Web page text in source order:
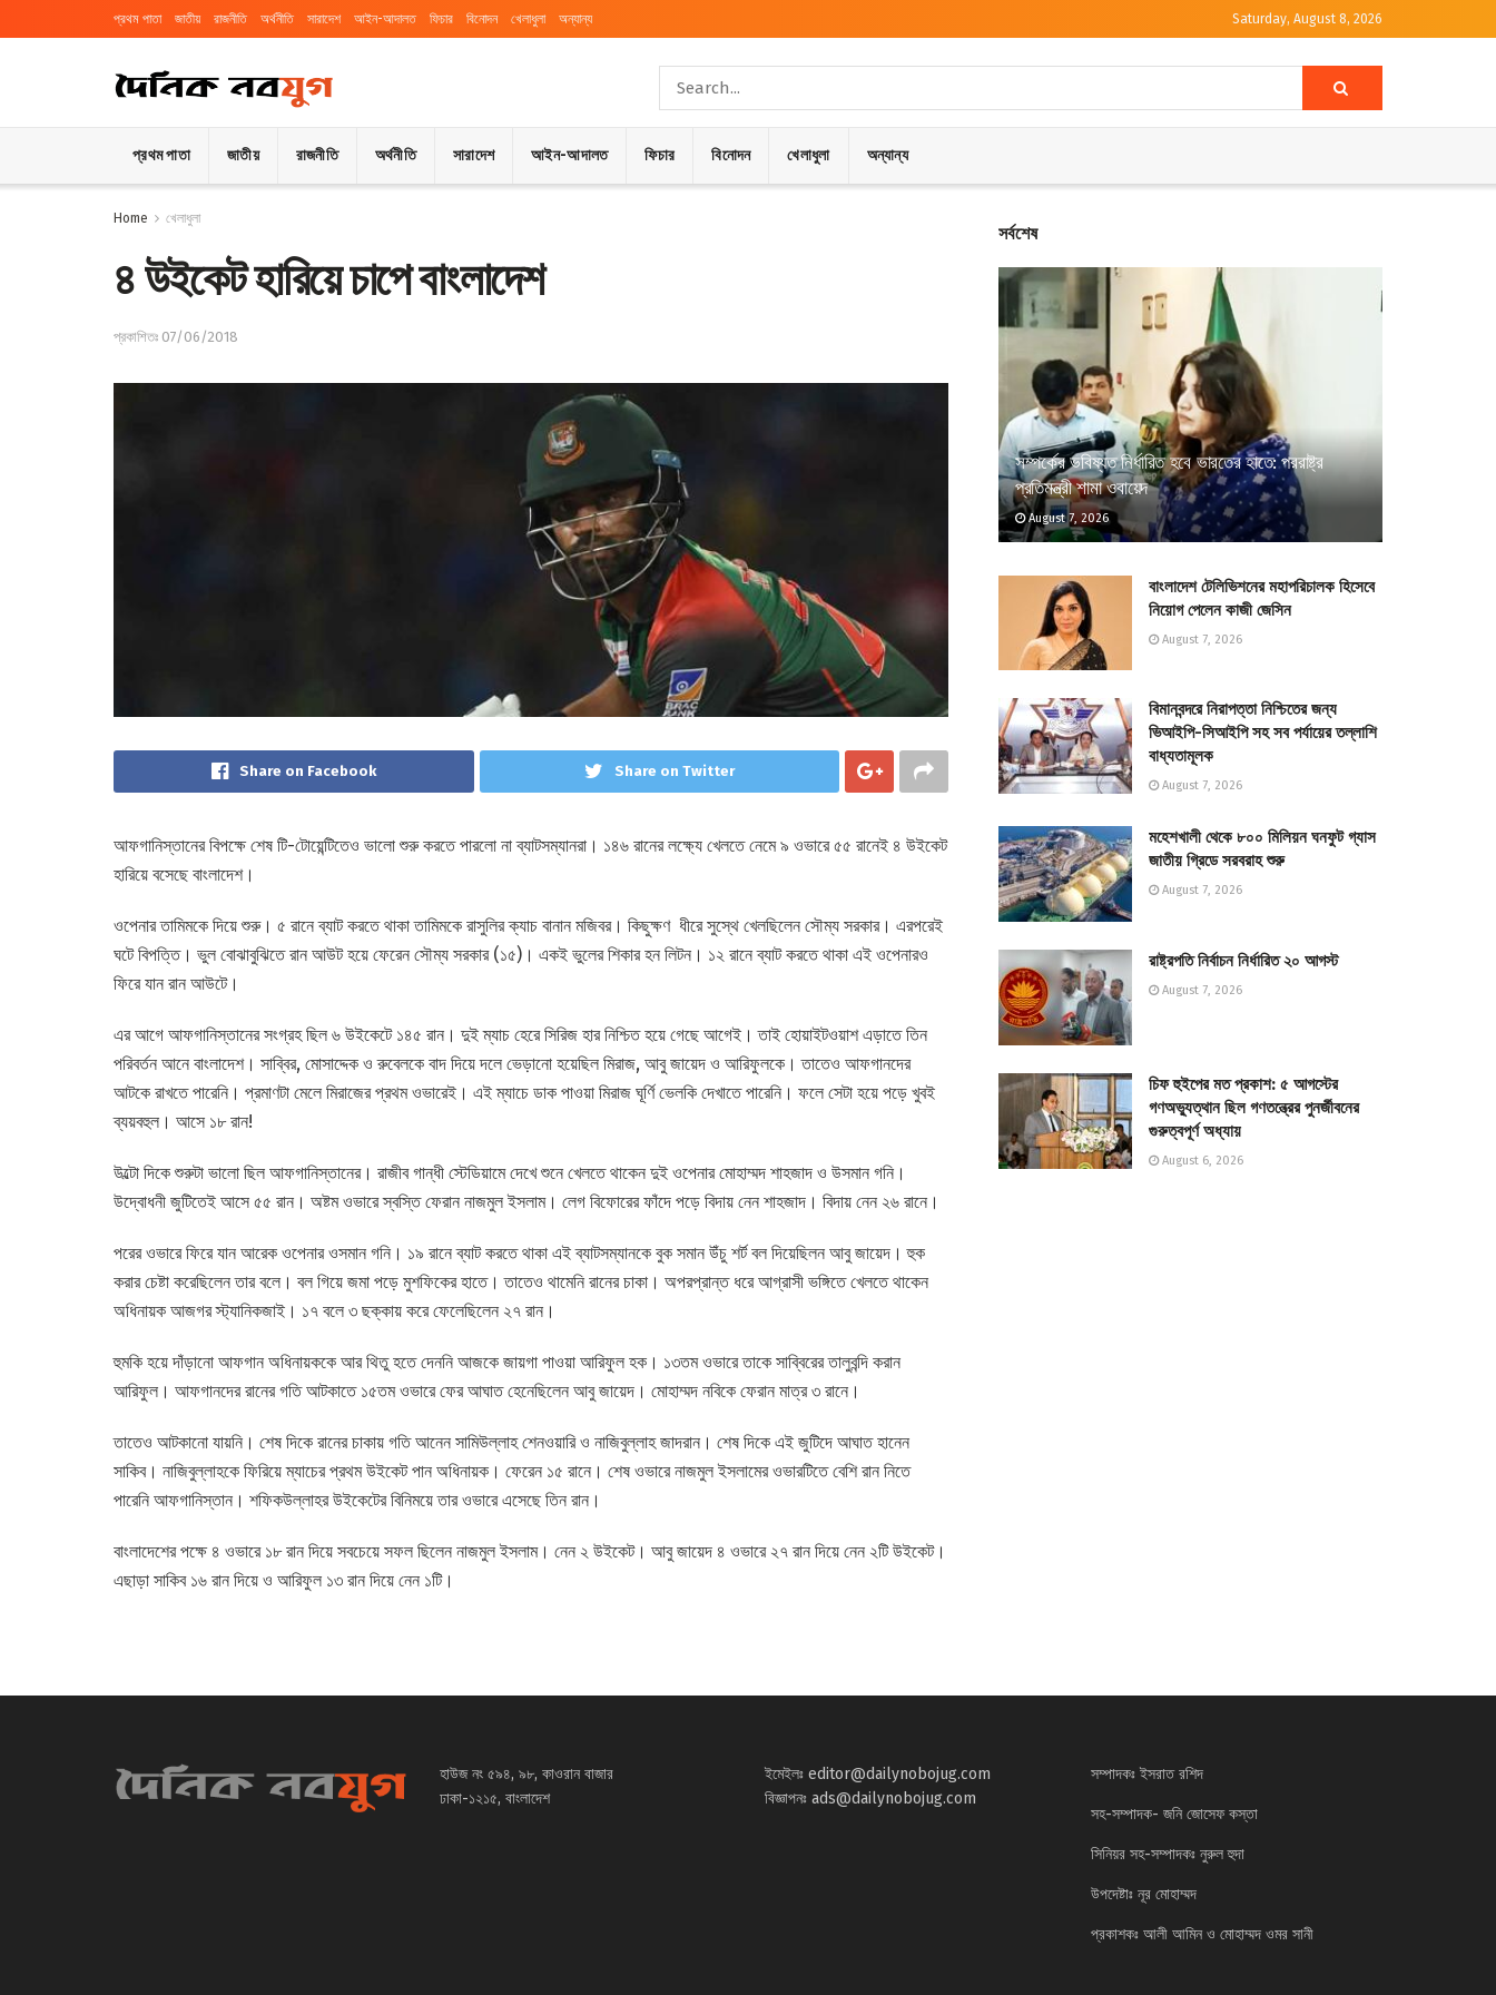
প্রথম পাতা জাতীয় রাজনীতি অর্থনীতি সারাদেশ আইন-আদালত ফিচার বিনোদন খেলাধুলা অন্যান্য Saturday, August 8, 2026
প্রথম পাতা জাতীয় রাজনীতি অর্থনীতি সারাদেশ আইন-আদালত ফিচার বিনোদন খেলাধুলা অন্যান্য
Home খেলাধুলা
৪ উইকেট হারিয়ে চাপে বাংলাদেশ
প্রকাশিতঃ 07/06/2018
Share on Facebook Share on Twitter
আফগানিস্তানের বিপক্ষে শেষ টি-টোয়েন্টিতেও ভালো শুরু করতে পারলো না ব্যাটসম্যানরা। ১৪৬ রানের লক্ষ্যে খেলতে নেমে ৯ ওভারে ৫৫ রানেই ৪ উইকেট
হারিয়ে বসেছে বাংলাদেশ।
ওপেনার তামিমকে দিয়ে শুরু। ৫ রানে ব্যাট করতে থাকা তামিমকে রাসুলির ক্যাচ বানান মজিবর। কিছুক্ষণ ধীরে সুস্থে খেলছিলেন সৌম্য সরকার। এরপরেই
ঘটে বিপত্তি। ভুল বোঝাবুঝিতে রান আউট হয়ে ফেরেন সৌম্য সরকার (১৫)। একই ভুলের শিকার হন লিটন। ১২ রানে ব্যাট করতে থাকা এই ওপেনারও
ফিরে যান রান আউটে।
এর আগে আফগানিস্তানের সংগ্রহ ছিল ৬ উইকেটে ১৪৫ রান। দুই ম্যাচ হেরে সিরিজ হার নিশ্চিত হয়ে গেছে আগেই। তাই হোয়াইটওয়াশ এড়াতে তিন
পরিবর্তন আনে বাংলাদেশ। সাব্বির, মোসাদ্দেক ও রুবেলকে বাদ দিয়ে দলে ভেড়ানো হয়েছিল মিরাজ, আবু জায়েদ ও আরিফুলকে। তাতেও আফগানদের
আটকে রাখতে পারেনি। প্রমাণটা মেলে মিরাজের প্রথম ওভারেই। এই ম্যাচে ডাক পাওয়া মিরাজ ঘূর্ণি ভেলকি দেখাতে পারেনি। ফলে সেটা হয়ে পড়ে খুবই
ব্যয়বহুল। আসে ১৮ রান!
উল্টো দিকে শুরুটা ভালো ছিল আফগানিস্তানের। রাজীব গান্ধী স্টেডিয়ামে দেখে শুনে খেলতে থাকেন দুই ওপেনার মোহাম্মদ শাহজাদ ও উসমান গনি।
উদ্বোধনী জুটিতেই আসে ৫৫ রান। অষ্টম ওভারে স্বস্তি ফেরান নাজমুল ইসলাম। লেগ বিফোরের ফাঁদে পড়ে বিদায় নেন শাহজাদ। বিদায় নেন ২৬ রানে।
পরের ওভারে ফিরে যান আরেক ওপেনার ওসমান গনি। ১৯ রানে ব্যাট করতে থাকা এই ব্যাটসম্যানকে বুক সমান উঁচু শর্ট বল দিয়েছিলন আবু জায়েদ। হুক
করার চেষ্টা করেছিলেন তার বলে। বল গিয়ে জমা পড়ে মুশফিকের হাতে। তাতেও থামেনি রানের চাকা। অপরপ্রান্ত ধরে আগ্রাসী ভঙ্গিতে খেলতে থাকেন
অধিনায়ক আজগর স্ট্যানিকজাই। ১৭ বলে ৩ ছক্কায় করে ফেলেছিলেন ২৭ রান।
হুমকি হয়ে দাঁড়ানো আফগান অধিনায়ককে আর থিতু হতে দেননি আজকে জায়গা পাওয়া আরিফুল হক। ১৩তম ওভারে তাকে সাব্বিরের তালুবন্দি করান
আরিফুল। আফগানদের রানের গতি আটকাতে ১৫তম ওভারে ফের আঘাত হেনেছিলেন আবু জায়েদ। মোহাম্মদ নবিকে ফেরান মাত্র ৩ রানে।
তাতেও আটকানো যায়নি। শেষ দিকে রানের চাকায় গতি আনেন সামিউল্লাহ শেনওয়ারি ও নাজিবুল্লাহ জাদরান। শেষ দিকে এই জুটিদে আঘাত হানেন
সাকিব। নাজিবুল্লাহকে ফিরিয়ে ম্যাচের প্রথম উইকেট পান অধিনায়ক। ফেরেন ১৫ রানে। শেষ ওভারে নাজমুল ইসলামের ওভারটিতে বেশি রান নিতে
পারেনি আফগানিস্তান। শফিকউল্লাহর উইকেটের বিনিময়ে তার ওভারে এসেছে তিন রান।
বাংলাদেশের পক্ষে ৪ ওভারে ১৮ রান দিয়ে সবচেয়ে সফল ছিলেন নাজমুল ইসলাম। নেন ২ উইকেট। আবু জায়েদ ৪ ওভারে ২৭ রান দিয়ে নেন ২টি উইকেট।
এছাড়া সাকিব ১৬ রান দিয়ে ও আরিফুল ১৩ রান দিয়ে নেন ১টি।
সর্বশেষ
সম্পর্কের ভবিষ্যত নির্ধারিত হবে ভারতের হাতে: পররাষ্ট্র
প্রতিমন্ত্রী শামা ওবায়েদ
August 7, 2026
বাংলাদেশ টেলিভিশনের মহাপরিচালক হিসেবে
নিয়োগ পেলেন কাজী জেসিন
August 7, 2026
বিমানবন্দরে নিরাপত্তা নিশ্চিতের জন্য
ভিআইপি-সিআইপি সহ সব পর্যায়ের তল্লাশি
বাধ্যতামূলক
August 7, 2026
মহেশখালী থেকে ৮০০ মিলিয়ন ঘনফুট গ্যাস
জাতীয় গ্রিডে সরবরাহ শুরু
August 7, 2026
রাষ্ট্রপতি নির্বাচন নির্ধারিত ২০ আগস্ট
August 7, 2026
চিফ হুইপের মত প্রকাশ: ৫ আগস্টের
গণঅভ্যুত্থান ছিল গণতন্ত্রের পুনর্জীবনের
গুরুত্বপূর্ণ অধ্যায়
August 6, 2026
হাউজ নং ৫৯৪, ৯৮, কাওরান বাজার
ঢাকা-১২১৫, বাংলাদেশ
ইমেইলঃ editor@dailynobojug.com
বিজ্ঞাপনঃ ads@dailynobojug.com
সম্পাদকঃ ইসরাত রশিদ
সহ-সম্পাদক- জনি জোসেফ কস্তা
সিনিয়র সহ-সম্পাদকঃ নুরুল হুদা
উপদেষ্টাঃ নূর মোহাম্মদ
প্রকাশকঃ আলী আমিন ও মোহাম্মদ ওমর সানী